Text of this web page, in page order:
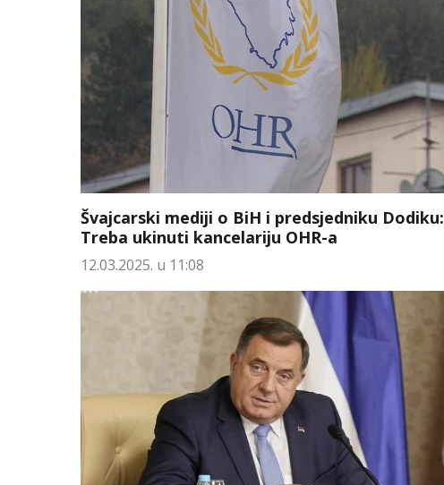
Švajcarski mediji o BiH i predsjedniku Dodiku:
Treba ukinuti kancelariju OHR-a
12.03.2025. u 11:08